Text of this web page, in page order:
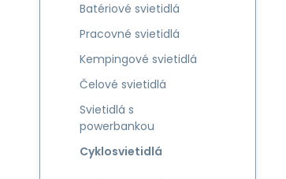
Batériové svietidlá
Pracovné svietidlá
Kempingové svietidlá
Čelové svietidlá
Svietidlá s
powerbankou
Cyklosvietidlá